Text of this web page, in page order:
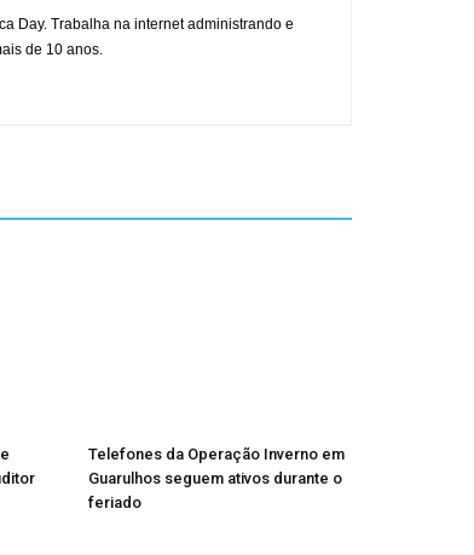
Day. Trabalha na internet administrando e
de 10 anos.
Telefones da Operação Inverno em
Guarulhos seguem ativos durante o
feriado